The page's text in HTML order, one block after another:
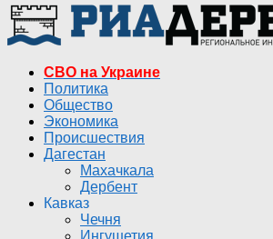
СВО на Украине
Политика
Общество
Экономика
Происшествия
Дагестан
Махачкала
Дербент
Кавказ
Чечня
Ингушетия